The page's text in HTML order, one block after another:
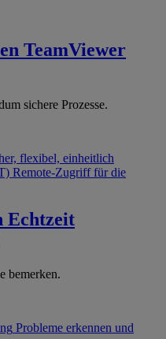
TeamViewer
sichere Prozesse.
flexibel, einheitlich
Remote-Zugriff für die
Echtzeit
bemerken.
Probleme erkennen und